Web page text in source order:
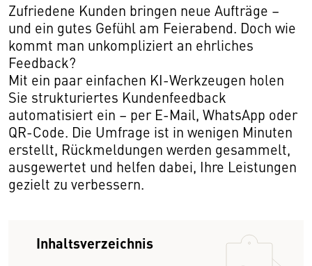
Zufriedene Kunden bringen neue Aufträge –
und ein gutes Gefühl am Feierabend. Doch wie
kommt man unkompliziert an ehrliches
Feedback?
Mit ein paar einfachen KI-Werkzeugen holen
Sie strukturiertes Kundenfeedback
automatisiert ein – per E-Mail, WhatsApp oder
QR-Code. Die Umfrage ist in wenigen Minuten
erstellt, Rückmeldungen werden gesammelt,
ausgewertet und helfen dabei, Ihre Leistungen
gezielt zu verbessern.
Inhaltsverzeichnis